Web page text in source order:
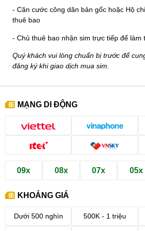
- Căn cước công dân bản gốc hoặc Hộ
thuê bao
- Chủ thuê bao nhận sim trực tiếp để làm
Quý khách vui lòng chuẩn bị trước để
đăng ký khi giao dịch mua sim.
MẠNG DI ĐỘNG
09x 08x 07x 05x
KHOẢNG GIÁ
Dưới 500 nghìn 500K - 1 triệu